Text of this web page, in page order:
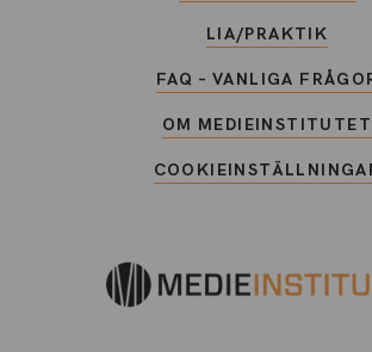
LIA/PRAKTIK
FAQ – VANLIGA
OM MEDIEINSTITUTET